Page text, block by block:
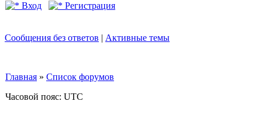
Вход Регистрация
Сообщения без ответов | Активные темы
Главная » Список форумов
Часовой пояс: UTC